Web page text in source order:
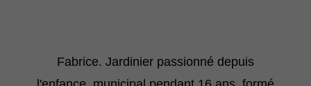
Fabrice. Jardinier passionné depuis